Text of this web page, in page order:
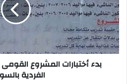
للناشئين
فى
الألعاب
الفردية
بالسويس
بدء أختبارات المشروع
الفردية